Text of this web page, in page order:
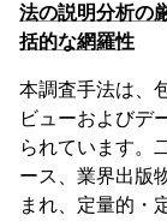
法の説明分析の
括的な網羅性
本調査手法は、
ビューおよびデ
られています。
ース、業界出版
まれ、定量的・